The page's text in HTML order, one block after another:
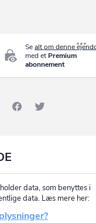
Sealt om denne
med et Premium
abonnement
data, som benyttes i
data. Læs mere her: